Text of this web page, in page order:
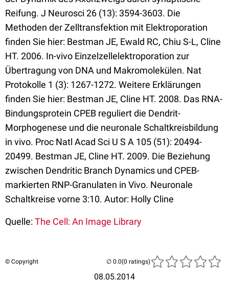
Reifung. J Neurosci 26 (13): 3594-3603. Die
Methoden der Zelltransfektion mit Elektroporation
finden Sie hier: Bestman JE, Ewald RC, Chiu S-L, Cline
HT. 2006. In-vivo Einzelzellelektroporation zur
Übertragung von DNA und Makromolekülen. Nat
Protokolle 1 (3): 1267-1272. Weitere Erklärungen
finden Sie hier: Bestman JE, Cline HT. 2008. Das RNA-
Bindungsprotein CPEB reguliert die Dendrit-
Morphogenese und die neuronale Schaltkreisbildung
in vivo. Proc Natl Acad Sci U S A 105 (51): 20494-
20499. Bestman JE, Cline HT. 2009. Die Beziehung
zwischen Dendritic Branch Dynamics und CPEB-
markierten RNP-Granulaten in Vivo. Neuronale
Schaltkreise vorne 3:10. Autor: Holly Cline
Quelle:The Cell: An Image Library
© Copyright
08.05.2014
(0 ratings)